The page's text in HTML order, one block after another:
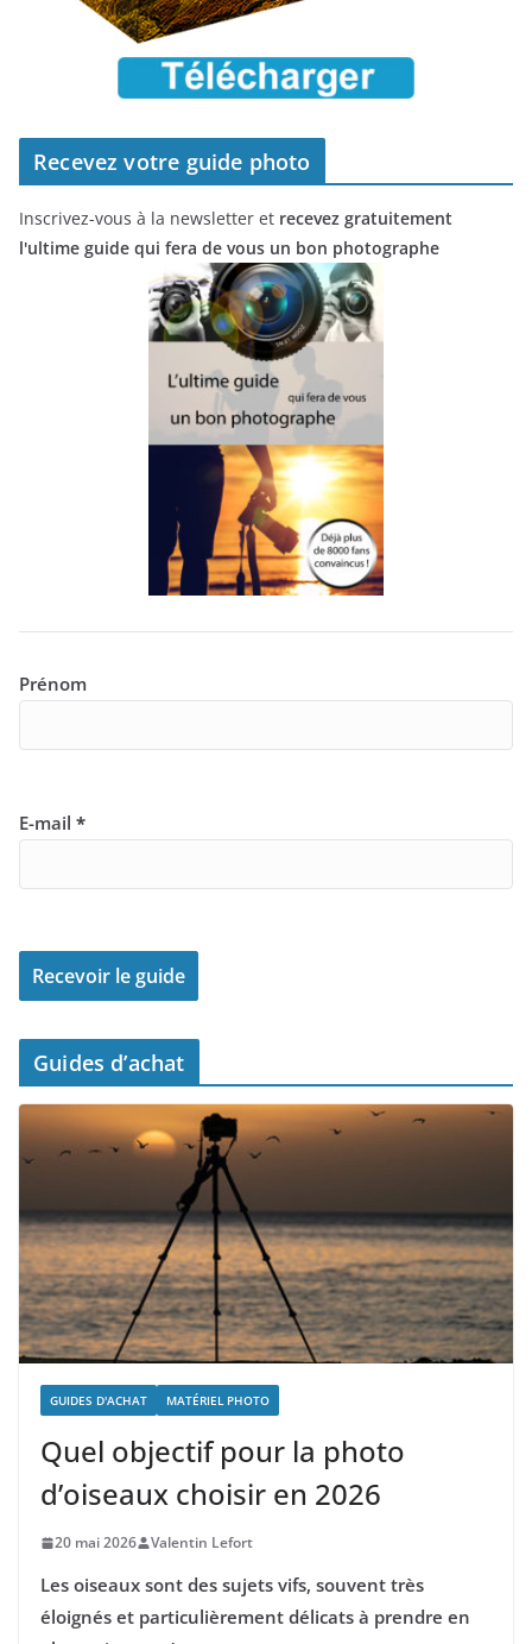
Recevez votre guide photo
Inscrivez-vous à la newsletter et recevez gratuitement
l'ultime guide qui fera de vous un bon photographe
Prénom
E-mail *
Guides d’achat
GUIDES D'ACHAT MATÉRIEL PHOTO
Quel objectif pour la photo
d’oiseaux choisir en 2026
20 mai 2026 Valentin Lefort
Les oiseaux sont des sujets vifs, souvent très
éloignés et particulièrement délicats à prendre en